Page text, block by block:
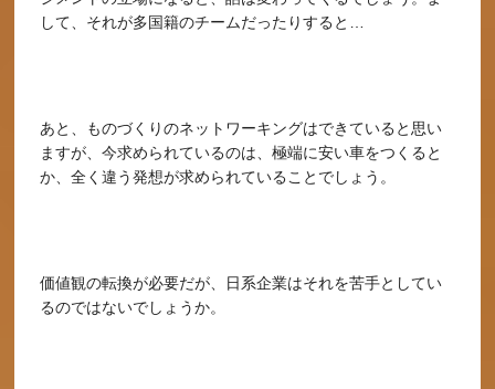
して、それが多国籍のチームだったりすると…
あと、ものづくりのネットワーキングはできていると思い
ますが、今求められているのは、極端に安い車をつくると
か、全く違う発想が求められていることでしょう。
価値観の転換が必要だが、日系企業はそれを苦手としてい
るのではないでしょうか。